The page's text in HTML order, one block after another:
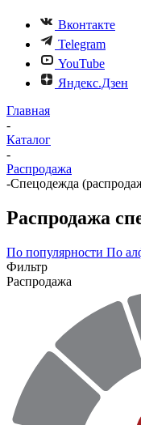
Вконтакте
Telegram
YouTube
Яндекс.Дзен
Главная
-
Каталог
-
Распродажа
-Спецодежда
Распродажа
По популярности По
Фильтр
Распродажа